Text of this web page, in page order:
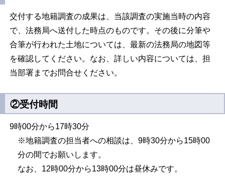
交付する地籍調査の成果は、当該調査の実施当時の内容
で、法務局へ送付した時点のものです。その後に分筆や
合筆が行われた土地については、最新の法務局の地図等
を確認してください。なお、詳しい内容については、担
当部署までお問合せください。
②受付時間
9時00分から17時30分
※地籍調査の担当者への相談は、9時30分から15時00
分の間でお願いします。
なお、12時00分から13時00分は昼休みです。